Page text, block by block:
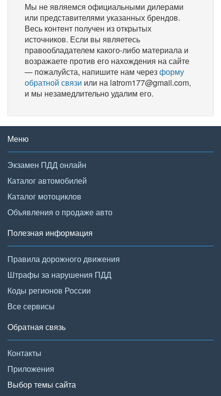
Мы не являемся официальными дилерами
или представителями указанных брендов.
Весь контент получен из открытых
источников. Если вы являетесь
правообладателем какого-либо материала и
возражаете против его нахождения на сайте
— пожалуйста, напишите нам черезформу
обратной связи или на latrom177@gmail.com,
и мы незамедлительно удалим его.
Меню
Экзамен ПДД онлайн
Каталог автомобилей
Каталог мотоциклов
Объявления о продаже авто
Полезная информация
Правила дорожного движения
Штрафы за нарушения ПДД
Коды регионов России
Все сервисы
Обратная связь
Контакты
Приложения
Выбор темы сайта